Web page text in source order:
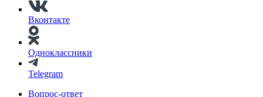
Вконтакте
Одноклассники
Telegram
Вопрос-ответ